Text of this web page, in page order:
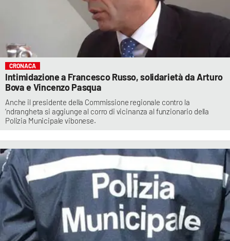
CRONACA
Intimidazione a Francesco Russo, solidarietà da Arturo
Bova e Vincenzo Pasqua
Anche il presidente della Commissione regionale contro la
‘ndrangheta si aggiunge al corro di vicinanza al funzionario della
Polizia Municipale vibonese.